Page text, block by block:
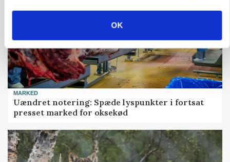
OK
MARKED
Uændret notering: Spæde lyspunkter i fortsat
presset marked for oksekød